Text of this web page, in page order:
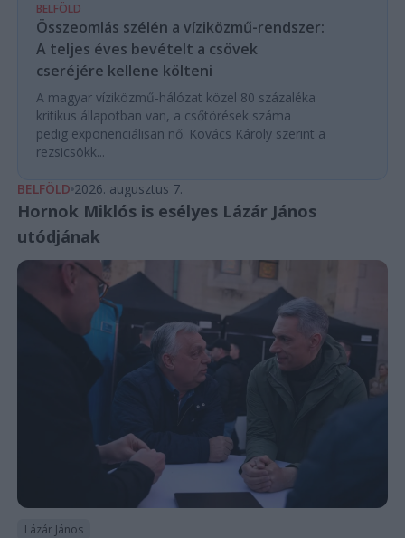
BELFÖLD
Összeomlás szélén a víziközmű-rendszer:
A teljes éves bevételt a csövek
cseréjére kellene költeni
A magyar víziközmű-hálózat közel 80 százaléka
kritikus állapotban van, a csőtörések száma
pedig exponenciálisan nő. Kovács Károly szerint a
rezsicsökk...
BELFÖLD 2026. augusztus 7.
Hornok Miklós is esélyes Lázár János
utódjának
Lázár János